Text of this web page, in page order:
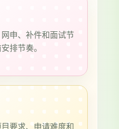
申、补件和面试节
排节奏。
要求、申请难度和